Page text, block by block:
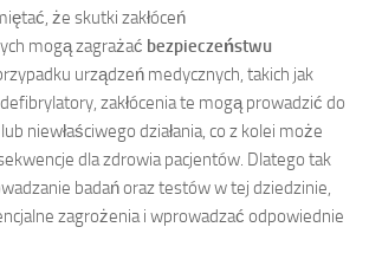
że skutki zakłóceń
mogą zagrażać bezpieczeństwu
urządzeń medycznych, takich jak
zakłócenia te mogą prowadzić do
niewłaściwego działania, co z kolei może
dla zdrowia pacjentów. Dlatego tak
badań oraz testów w tej dziedzinie,
zagrożenia i wprowadzać odpowiednie